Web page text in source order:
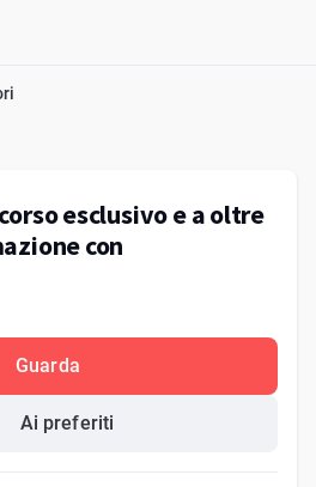
esclusivo e a oltre
con
Guarda
Ai preferiti